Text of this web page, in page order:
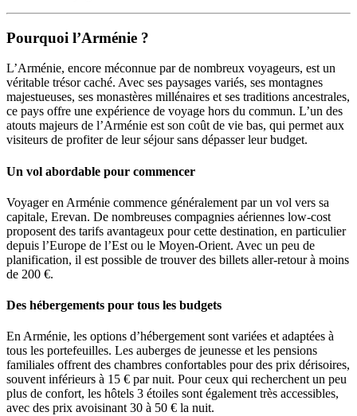
Pourquoi l’Arménie ?
L’Arménie, encore méconnue par de nombreux voyageurs, est un
véritable trésor caché. Avec ses paysages variés, ses montagnes
majestueuses, ses monastères millénaires et ses traditions ancestrales,
ce pays offre une expérience de voyage hors du commun. L’un des
atouts majeurs de l’Arménie est son coût de vie bas, qui permet aux
visiteurs de profiter de leur séjour sans dépasser leur budget.
Un vol abordable pour commencer
Voyager en Arménie commence généralement par un vol vers sa
capitale, Erevan. De nombreuses compagnies aériennes low-cost
proposent des tarifs avantageux pour cette destination, en particulier
depuis l’Europe de l’Est ou le Moyen-Orient. Avec un peu de
planification, il est possible de trouver des billets aller-retour à moins
de 200 €.
Des hébergements pour tous les budgets
En Arménie, les options d’hébergement sont variées et adaptées à
tous les portefeuilles. Les auberges de jeunesse et les pensions
familiales offrent des chambres confortables pour des prix dérisoires,
souvent inférieurs à 15 € par nuit. Pour ceux qui recherchent un peu
plus de confort, les hôtels 3 étoiles sont également très accessibles,
avec des prix avoisinant 30 à 50 € la nuit.